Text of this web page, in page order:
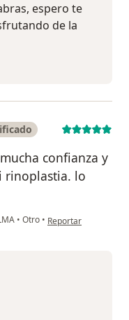
espero te
de la
confianza y
rinoplastia. lo
• Otro • en opinión del
Reportar